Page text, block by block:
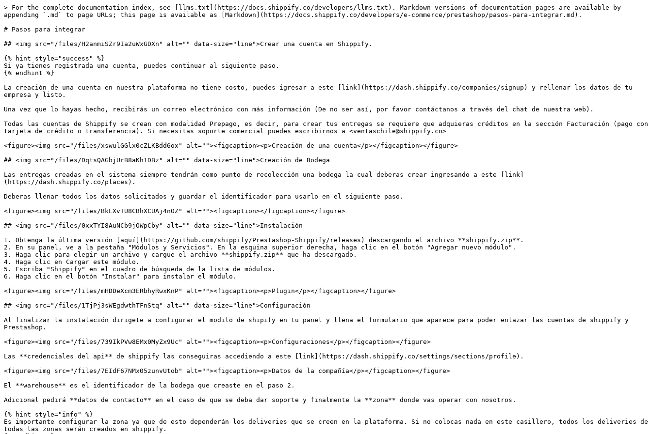
> For the complete documentation index, see [llms.txt](https://docs.shippify.co/developers/llms.txt). Markdown versions of documentation pages are available by
appending `.md` to page URLs; this page is available as [Markdown](https://docs.shippify.co/developers/e-commerce/prestashop/pasos-para-integrar.md).
# Pasos para integrar
## <img src="/files/H2anmiSZr9Ia2uWxGDXn" alt="" data-size="line">Crear una cuenta en Shippify.
{% hint style="success" %}
Si ya tienes registrada una cuenta, puedes continuar al siguiente paso.
{% endhint %}
La creación de una cuenta en nuestra plataforma no tiene costo, puedes igresar a este [link](https://dash.shippify.co/companies/signup) y rellenar los datos de tu
empresa y listo.
Una vez que lo hayas hecho, recibirás un correo electrónico con más información (De no ser así, por favor contáctanos a través del chat de nuestra web).
Todas las cuentas de Shippify se crean con modalidad Prepago, es decir, para crear tus entregas se requiere que adquieras créditos en la sección Facturación (pago con
tarjeta de crédito o transferencia). Si necesitas soporte comercial puedes escribirnos a <ventaschile@shippify.co>
<figure><img src="/files/xswulGGlx0cZLKBdd6ox" alt=""><figcaption><p>Creación de una cuenta</p></figcaption></figure>
## <img src="/files/DqtsQAGbjUrB8aKh1DBz" alt="" data-size="line">Creación de Bodega
Las entregas creadas en el sistema siempre tendrán como punto de recolección una bodega la cual deberas crear ingresando a este [link]
(https://dash.shippify.co/places).
Deberas llenar todos los datos solicitados y guardar el identificador para usarlo en el siguiente paso.
<figure><img src="/files/BkLXvTU8CBhXCUAj4nOZ" alt=""><figcaption></figcaption></figure>
## <img src="/files/0xxTYI8AuNCb9jOWpCby" alt="" data-size="line">Instalación
1. Obtenga la última versión [aquí](https://github.com/shippify/Prestashop-Shippify/releases) descargando el archivo **shippify.zip**.
2. En su panel, ve a la pestaña "Módulos y Servicios". En la esquina superior derecha, haga clic en el botón "Agregar nuevo módulo".
3. Haga clic para elegir un archivo y cargue el archivo **shippify.zip** que ha descargado.
4. Haga clic en Cargar este módulo.
5. Escriba "Shippify" en el cuadro de búsqueda de la lista de módulos.
6. Haga clic en el botón "Instalar" para instalar el módulo.
<figure><img src="/files/mHDDeXcm3ERbhyRwxKnP" alt=""><figcaption><p>Plugin</p></figcaption></figure>
## <img src="/files/1TjPj3sWEgdwthTFnStq" alt="" data-size="line">Configuración
Al finalizar la instalación dirigete a configurar el modilo de shipify en tu panel y llena el formulario que aparece para poder enlazar las cuentas de shippify y
Prestashop.
<figure><img src="/files/739IkPVw8EMx0MyZx9Uc" alt=""><figcaption><p>Configuraciones</p></figcaption></figure>
Las **credenciales del api** de shippify las conseguiras accediendo a este [link](https://dash.shippify.co/settings/sections/profile).
<figure><img src="/files/7EIdF67NMx05zunvUtob" alt=""><figcaption><p>Datos de la compañía</p></figcaption></figure>
El **warehouse** es el identificador de la bodega que creaste en el paso 2.
Adicional pedirá **datos de contacto** en el caso de que se deba dar soporte y finalmente la **zona** donde vas operar con nosotros.
{% hint style="info" %}
Es importante configurar la zona ya que de esto dependerán los deliveries que se creen en la plataforma. Si no colocas nada en este casillero, todos los deliveries de
todas las zonas serán creados en shippify.